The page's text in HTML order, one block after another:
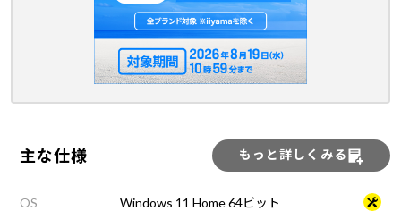
主な仕様 もっと詳しくみる
OS Windows 11 Home 64ビット